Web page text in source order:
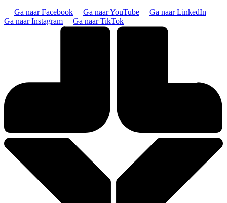
Ga naar Facebook Ga naar YouTube
Ga naar LinkedIn
Ga naar Instagram
Ga naar TikTok